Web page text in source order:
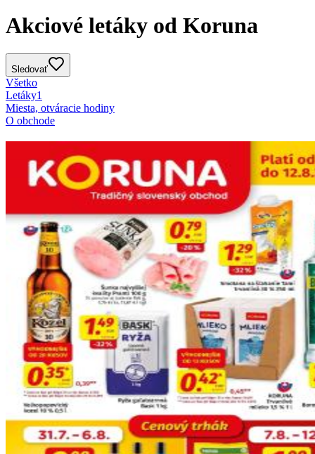
Akciové letáky od Koruna
Sledovať
Všetko
Letáky1
Miesta, otváracie hodiny
O obchode